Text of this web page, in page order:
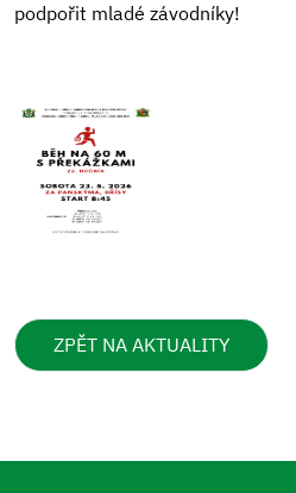
podpořit mladé závodníky!
ZPĚT NA AKTUALITY